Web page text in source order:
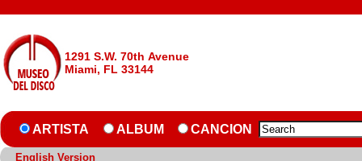
1291 S.W. 70th Avenue
Miami, FL 33144
ARTISTA ALBUM CANCION
English Version